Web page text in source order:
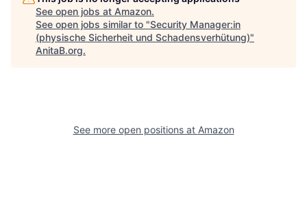
See open jobs at Amazon.
See open jobs similar to "Security Manager:in
(physische Sicherheit und Schadensverhütung)"
AnitaB.org.
See more open positions at Amazon